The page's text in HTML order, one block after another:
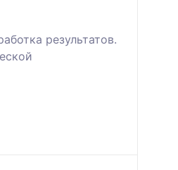
результатов.